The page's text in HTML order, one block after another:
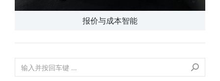
报价与成本智能